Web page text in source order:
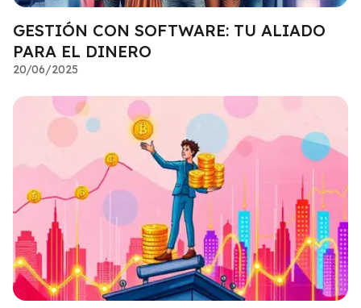
GESTIÓN CON SOFTWARE: TU ALIADO
PARA EL DINERO
20/06/2025